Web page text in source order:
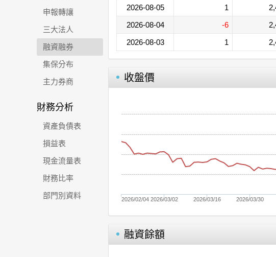
申報轉讓
三大法人
融資融券
集保分布
主力券商
財務分析
資產負債表
損益表
現金流量表
財務比率
部門別資料
2026-08-05
1
2026-08-04
-6
2026-08-03
1
收盤價
2026/02/04 2026/03/02 2026/03/16 2026/03/30
融資餘額